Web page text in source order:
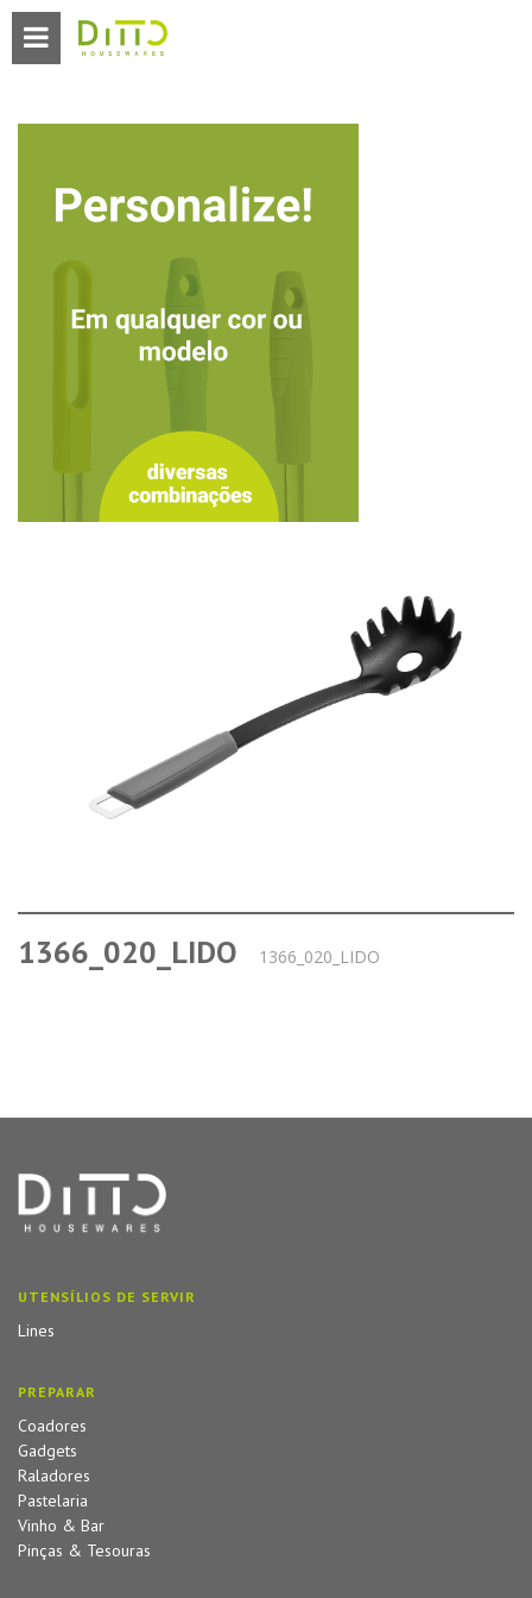
1366_020_LIDO 1366_020_LIDO
UTENSÍLIOS DE SERVIR
Lines
PREPARAR
Coadores
Gadgets
Raladores
Pastelaria
Vinho & Bar
Pinças & Tesouras